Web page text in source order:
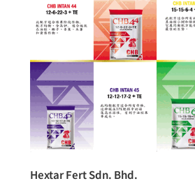
Hextar Fert Sdn. Bhd.